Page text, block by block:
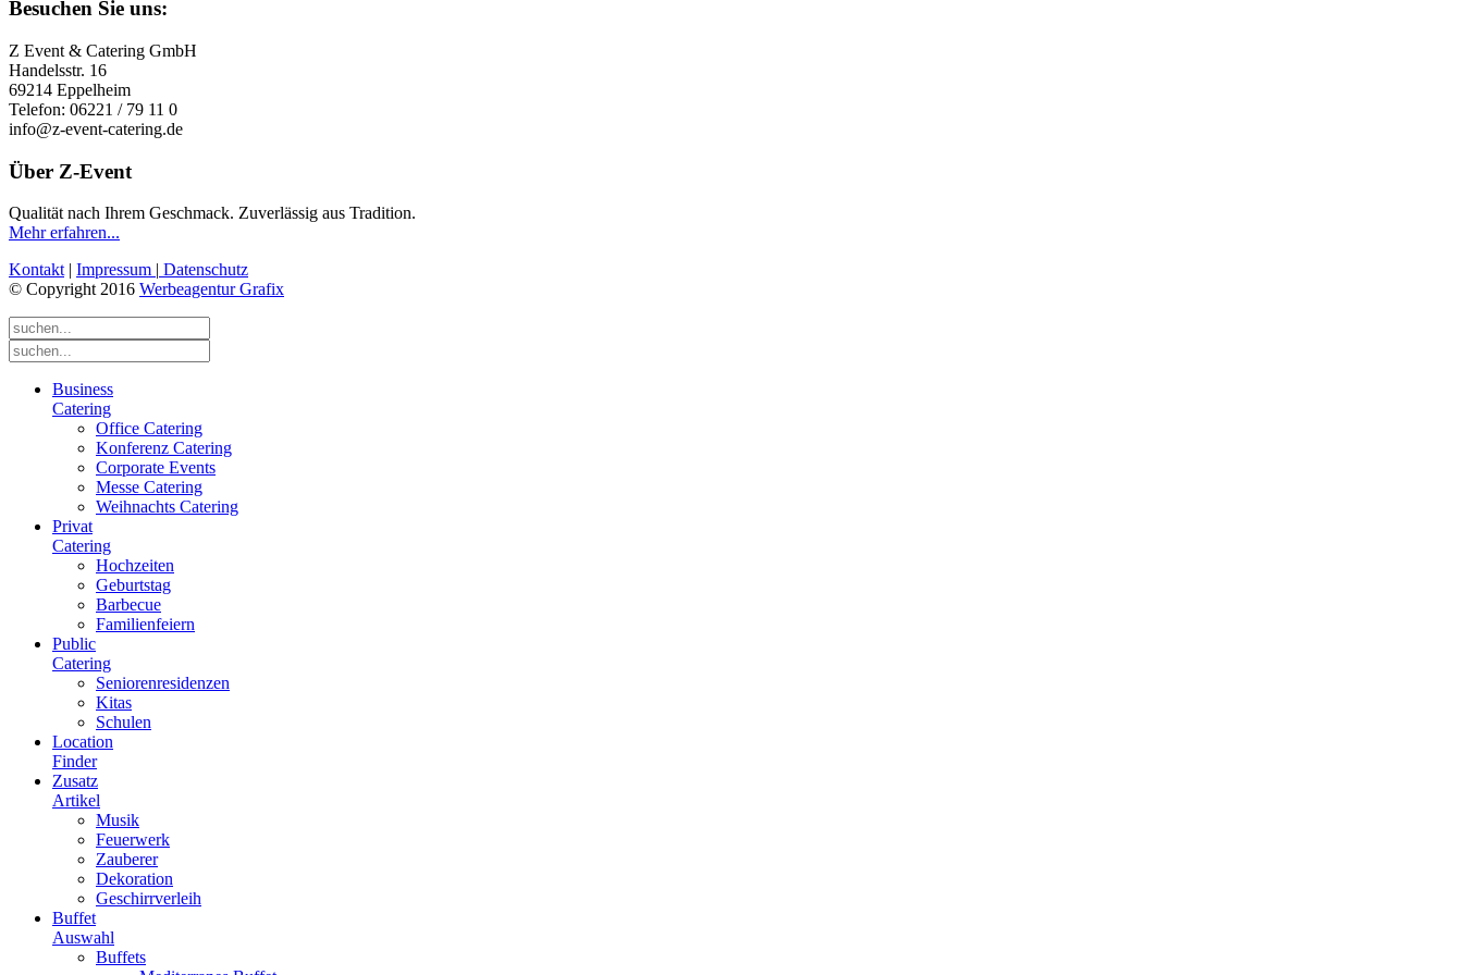
Besuchen Sie uns:
Z Event & Catering GmbH
Handelsstr. 16
69214 Eppelheim
Telefon: 06221 / 79 11 0
info@z-event-catering.de
Über Z-Event
Qualität nach Ihrem Geschmack. Zuverlässig aus Tradition.
Mehr erfahren...
Kontakt | Impressum | Datenschutz
© Copyright 2016 Werbeagentur Grafix
Business
Catering
Office Catering
Konferenz Catering
Corporate Events
Messe Catering
Weihnachts Catering
Privat
Catering
Hochzeiten
Geburtstag
Barbecue
Familienfeiern
Public
Catering
Seniorenresidenzen
Kitas
Schulen
Location
Finder
Zusatz
Artikel
Musik
Feuerwerk
Zauberer
Dekoration
Geschirrverleih
Buffet
Auswahl
Buffets